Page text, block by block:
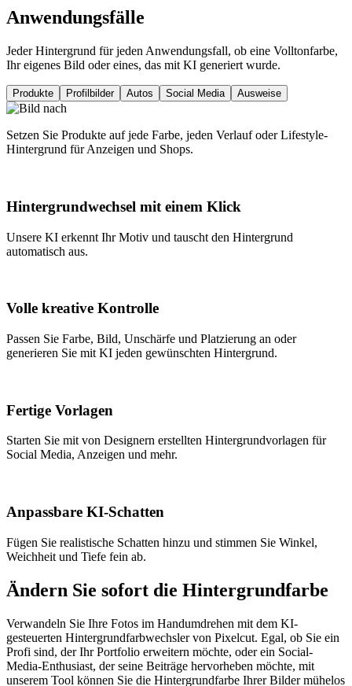
Anwendungsfälle
Jeder Hintergrund für jeden Anwendungsfall, ob eine Volltonfarbe,
Ihr eigenes Bild oder eines, das mit KI generiert wurde.
Produkte Profilbilder Autos Social Media Ausweise
Setzen Sie Produkte auf jede Farbe, jeden Verlauf oder Lifestyle-
Hintergrund für Anzeigen und Shops.
Hintergrundwechsel mit einem Klick
Unsere KI erkennt Ihr Motiv und tauscht den Hintergrund
automatisch aus.
Volle kreative Kontrolle
Passen Sie Farbe, Bild, Unschärfe und Platzierung an oder
generieren Sie mit KI jeden gewünschten Hintergrund.
Fertige Vorlagen
Starten Sie mit von Designern erstellten Hintergrundvorlagen für
Social Media, Anzeigen und mehr.
Anpassbare KI-Schatten
Fügen Sie realistische Schatten hinzu und stimmen Sie Winkel,
Weichheit und Tiefe fein ab.
Ändern Sie sofort die Hintergrundfarbe
Verwandeln Sie Ihre Fotos im Handumdrehen mit dem KI-
gesteuerten Hintergrundfarbwechsler von Pixelcut. Egal, ob Sie ein
Profi sind, der Ihr Portfolio erweitern möchte, oder ein Social-
Media-Enthusiast, der seine Beiträge hervorheben möchte, mit
unserem Tool können Sie die Hintergrundfarbe Ihrer Bilder mühelos